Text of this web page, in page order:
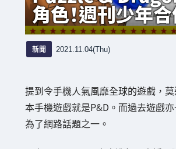
角色！週刊少年
新聞 2021.11.04(Thu)
提到令手機人氣風靡全球的遊戲，
本手機遊戲就是P&D。而過去遊戲
為了網路話題之一。